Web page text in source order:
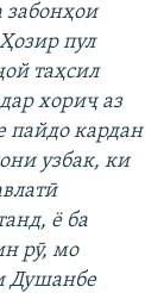
пул
таҳсил
хориҷ аз
пайдо кардан
узбак, ки
ё ба
рӯ, мо
Душанбе